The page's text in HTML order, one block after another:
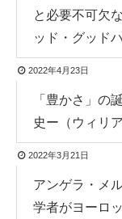
と必要不可欠
ッド・グッド
2022年4月23日
「豊かさ」の
史ー（ウィリ
2022年3月21日
アンゲラ・メ
学者がヨーロ